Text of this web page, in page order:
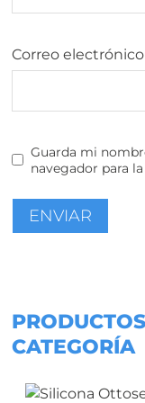
Correo electrónico
Guarda mi
navegador para
CATEGORÍA